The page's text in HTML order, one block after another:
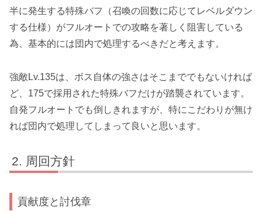
半に発生する特殊バフ（召喚の回数に応じてレベルダウン
する仕様） がフルオートでの攻略を著しく阻害している
為、基本的には団内で処理するべきだと考えます。
強敵Lv.135は、ボス自体の強さはそこまででもないければ
ど、175で採用された特殊バフだけが踏襲されています。
自発フルオートでも倒しきれますが、特にこだわりが無け
れば団内で処理してしまって良いと思います。
周回方針
貢献度と討伐章